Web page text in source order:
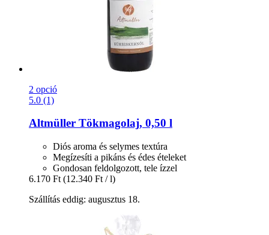
2 opció
5.0 (1)
Altmüller Tökmagolaj, 0,50 l
Diós aroma és selymes textúra
Megízesíti a pikáns és édes ételeket
Gondosan feldolgozott, tele ízzel
6.170 Ft (12.340 Ft / l)
Szállítás eddig: augusztus 18.